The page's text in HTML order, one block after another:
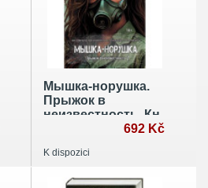
Мышка-норушка.
Прыжок в
неизвестность. Кн.
692 Kč
K dispozici